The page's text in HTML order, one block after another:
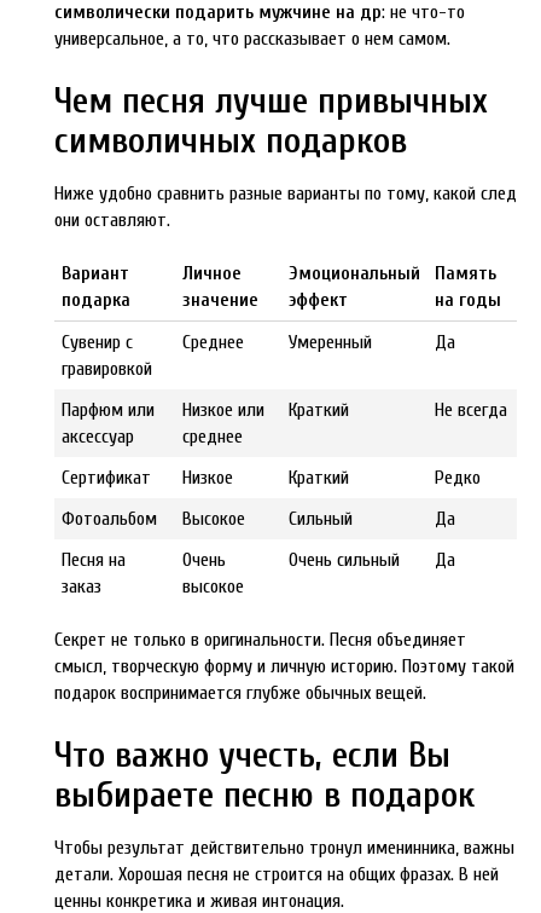
символически подарить мужчине на др: не что-то
универсальное, а то, что рассказывает о нем самом.
Чем песня лучше привычных
символичных подарков
Ниже удобно сравнить разные варианты по тому, какой след
они оставляют.
Вариант
подарка
Личное
значение
Эмоциональный
эффект
Память
на годы
Сувенир с
гравировкой
Среднее Умеренный Да
Парфюм или
аксессуар
Низкое или
среднее
Краткий Не всегда
Сертификат Низкое Краткий
Редко
Фотоальбом
Высокое Сильный
Да
Песня на
заказ
Очень
высокое
Очень сильный Да
Секрет не только в оригинальности. Песня объединяет
смысл, творческую форму и личную историю. Поэтому такой
подарок воспринимается глубже обычных вещей.
Что важно учесть, если Вы
выбираете песню в подарок
Чтобы результат действительно тронул именинника, важны
детали. Хорошая песня не строится на общих фразах. В ней
ценны конкретика и живая интонация.